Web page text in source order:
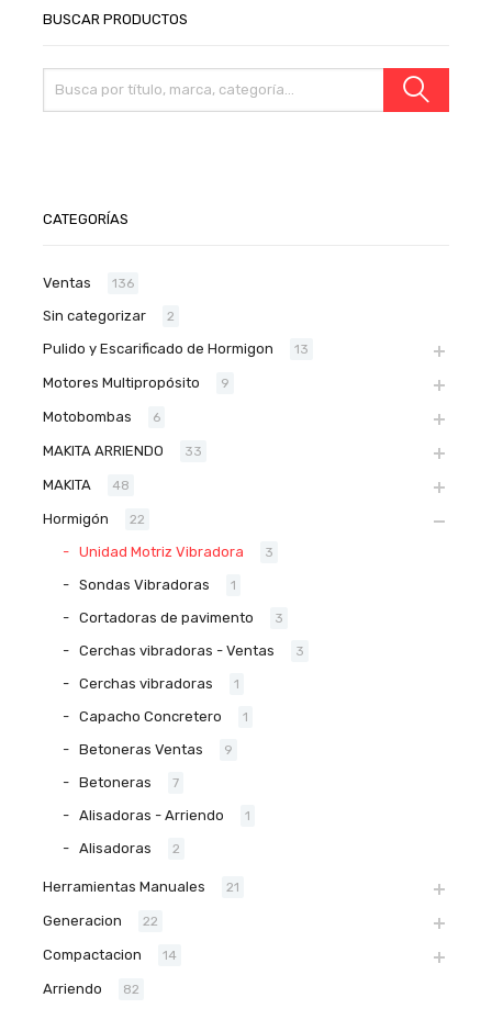
BUSCAR PRODUCTOS
CATEGORÍAS
Ventas 136
Sin categorizar 2
Pulido y Escarificado de Hormigon 13
Motores Multipropósito 9
Motobombas 6
MAKITA ARRIENDO 33
MAKITA 48
Hormigón 22
Unidad Motriz Vibradora 3
Sondas Vibradoras 1
Cortadoras de pavimento 3
Cerchas vibradoras - Ventas 3
Cerchas vibradoras 1
Capacho Concretero 1
Betoneras Ventas 9
Betoneras 7
Alisadoras - Arriendo 1
Alisadoras 2
Herramientas Manuales 21
Generacion 22
Compactacion 14
Arriendo 82